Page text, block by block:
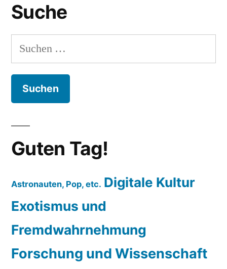
Suche
Suchen
nach:
Guten Tag!
Astronauten, Pop, etc. Digitale Kultur
Exotismus und
Fremdwahrnehmung
Forschung und Wissenschaft